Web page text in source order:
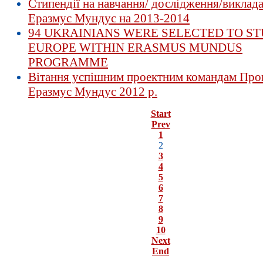
Стипендії на навчання/ дослідження/
Еразмус Мундус на 2013-2014
94 UKRAINIANS WERE SELECTED TO
EUROPE WITHIN ERASMUS MUNDUS
PROGRAMME
Вітання успішним проектним командам
Еразмус Мундус 2012 р.
Start
Prev
1
2
3
4
5
6
7
8
9
10
Next
End